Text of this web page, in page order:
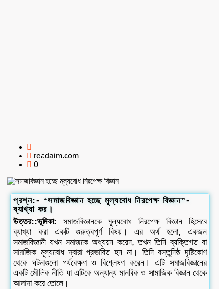
readaim.com
0
প্রশ্ন:- “সমাজবিজ্ঞান হচ্ছে মূল্যবোধ নিরপেক্ষ বিজ্ঞান”-
ব্যাখ্যা কর।
উত্তর::ভূমিকা:
সমাজবিজ্ঞানকে মূল্যবোধ নিরপেক্ষ বিজ্ঞান হিসেবে
ব্যাখ্যা করা একটি গুরুত্বপূর্ণ বিষয়। এর অর্থ হলো, একজন
সমাজবিজ্ঞানী যখন সমাজকে অধ্যয়ন করেন, তখন তিনি ব্যক্তিগত বা
সামাজিক মূল্যবোধ দ্বারা প্রভাবিত হন না। তিনি বস্তুনিষ্ঠ দৃষ্টিকোণ
থেকে ঘটনাগুলো পর্যবেক্ষণ ও বিশ্লেষণ করেন। এটি সমাজবিজ্ঞানের
একটি মৌলিক নীতি যা এটিকে অন্যান্য মানবিক ও সামাজিক বিজ্ঞান থেকে
আলাদা করে তোলে।